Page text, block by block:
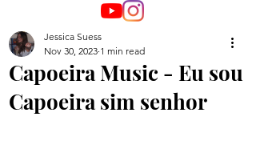
Capoeira Music - Eu sou
Capoeira sim senhor
Jessica Suess
Nov 30, 2023 1 min read